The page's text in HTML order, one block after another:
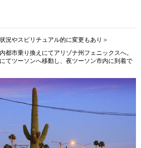
況やスピリチュアル的に変更もあり＞
都市乗り換えにてアリゾナ州フェニックスへ。
てツーソンへ移動し、夜ツーソン市内に到着で